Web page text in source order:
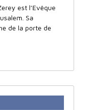
est l’Evêque
Sa
de la porte de